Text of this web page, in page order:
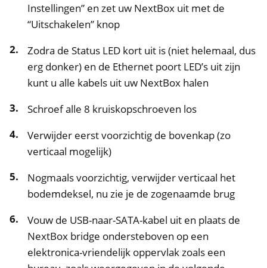
Instellingen” en zet uw NextBox uit met de
“Uitschakelen” knop
Zodra de Status LED kort uit is (niet helemaal, dus
erg donker) en de Ethernet poort LED’s uit zijn
kunt u alle kabels uit uw NextBox halen
Schroef alle 8 kruiskopschroeven los
Verwijder eerst voorzichtig de bovenkap (zo
verticaal mogelijk)
Nogmaals voorzichtig, verwijder verticaal het
bodemdeksel, nu zie je de zogenaamde brug
Vouw de USB-naar-SATA-kabel uit en plaats de
NextBox bridge ondersteboven op een
elektronica-vriendelijk oppervlak zoals een